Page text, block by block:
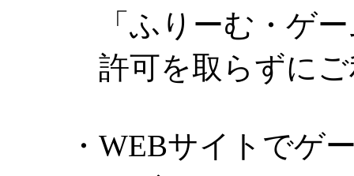
「ふりーむ・ゲーム
許可を取らずにご
・WEBサイトでゲー